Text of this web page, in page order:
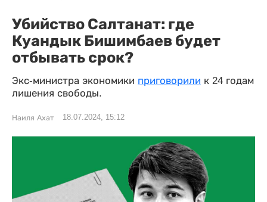
Убийство Салтанат: где
Куандык Бишимбаев будет
отбывать срок?
Экс-министра экономики приговорили к 24 годам
лишения свободы.
Наиля Ахат 18.07.2024, 15:12